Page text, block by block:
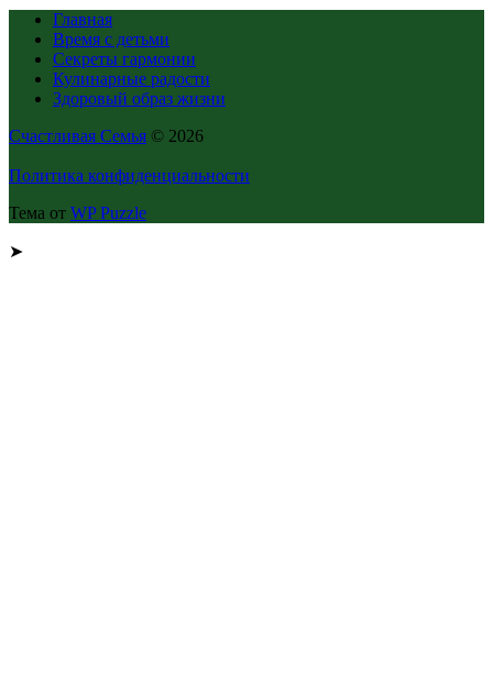
Главная
Время с детьми
Секреты гармонии
Кулинарные радости
Здоровый образ жизни
Счастливая Семья © 2026
Политика конфиденциальности
Тема от WP Puzzle
➤